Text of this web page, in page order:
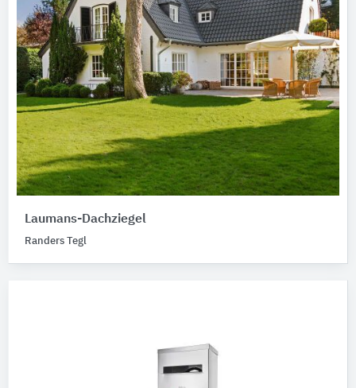
Laumans-Dachziegel
Randers Tegl